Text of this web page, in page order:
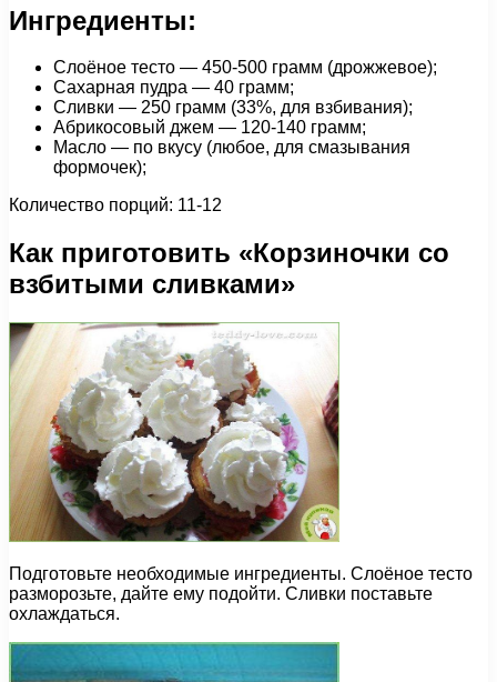
Ингредиенты:
Слоёное тесто — 450-500 грамм (дрожжевое);
Сахарная пудра — 40 грамм;
Сливки — 250 грамм (33%, для взбивания);
Абрикосовый джем — 120-140 грамм;
Масло — по вкусу (любое, для смазывания
формочек);
Количество порций: 11-12
Как приготовить «Корзиночки со
взбитыми сливками»
Подготовьте необходимые ингредиенты. Слоёное тесто
разморозьте, дайте ему подойти. Сливки поставьте
охлаждаться.